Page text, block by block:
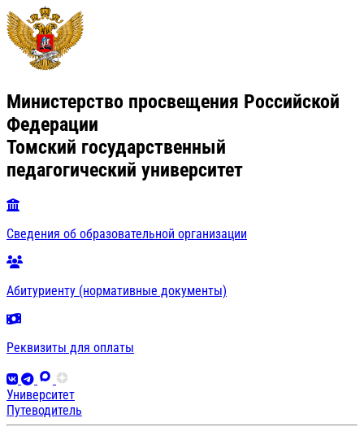
Министерство просвещения Российской
Федерации
Томский государственный
педагогический университет
Сведения об образовательной организации
Абитуриенту (нормативные документы)
Реквизиты для оплаты
Университет
Путеводитель